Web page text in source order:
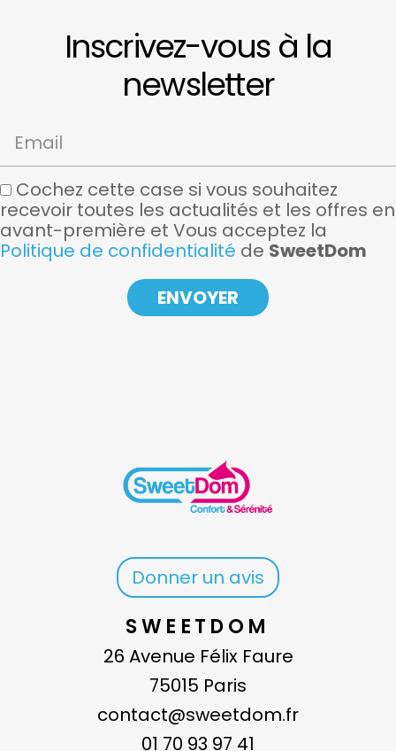
Inscrivez-vous à la
newsletter
Email
Cochez cette case si vous souhaitez
recevoir toutes les actualités et les offres en
avant-première et Vous acceptez la
Politique de confidentialité de SweetDom
Donner un avis
SWEETDOM
26 Avenue Félix Faure
75015 Paris
contact@sweetdom.fr
01 70 93 97 41